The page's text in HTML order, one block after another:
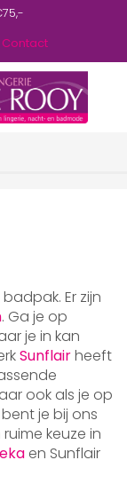
Contact
Er zijn
. Ga je op
je in kan
Sunflairheeft
ook als je op
je bij ons
keuze in
en Sunflair